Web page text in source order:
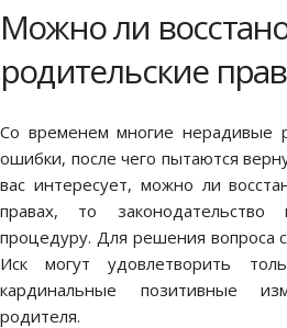
Можно ли
родительские
Со временем многие нерадивые
ошибки, после чего пытаются
вас интересует, можно ли
правах, то законодательство
процедуру. Для решения вопроса
Иск могут удовлетворить
кардинальные позитивные
родителя.